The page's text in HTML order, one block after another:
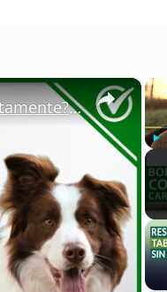
×
🐕 ¿Cómo CUIDAR a un BORDER COLLIE correctamente? - Características y consejos 🐕